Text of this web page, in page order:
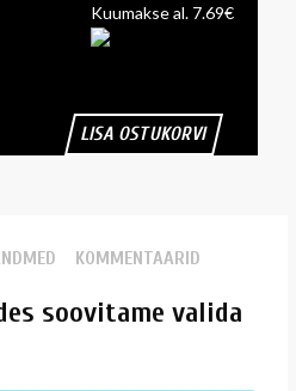
Kuumakse al. 7.69€
LISA OSTUKORVI
KOMMENTAARID
soovitame valida